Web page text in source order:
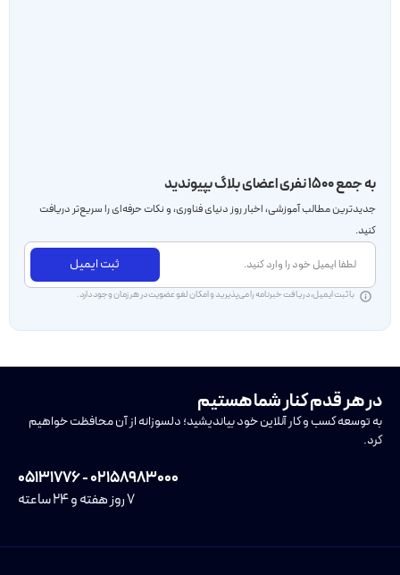
به جمع ۱۵۰۰ نفری اعضای بلاگ بپیوندید
جدید‌ترین مطالب آموزشی، اخبار روز دنیای فناوری، و نکات حرفه‌ای را سریع‌تر دریافت
کنید.
ثبت ایمیل
با ثبت ایمیل، دریافت خبرنامه را می‌پذیرید و امکان لغو عضویت در هر زمان وجود دارد.
در هر قدم کنار شما هستیم
به توسعه کسب و کار آنلاین خود بیاندیشید؛ دلسوزانه از آن محافظت خواهیم
کرد.
۰۲۱۵۸۹۸۳۰۰۰ - ۰۵۱۳۱۷۷۶
۷ روز هفته و ۲۴ ساعته